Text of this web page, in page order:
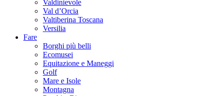
Valdinievole
Val d’Orcia
Valtiberina Toscana
Versilia
Fare
Borghi più belli
Ecomusei
Equitazione e Maneggi
Golf
Mare e Isole
Montagna